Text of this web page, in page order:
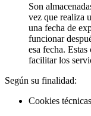
Son
vez que realiza
una fecha de
funcionar
esa fecha.
facilitar los
Según su finalidad:
Cookies técnicas